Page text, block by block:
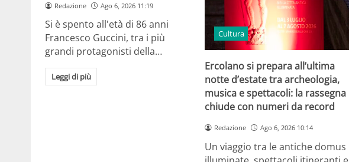
Redazione Ago 6, 2026 11:19
Si è spento all'età di 86 anni
Francesco Guccini, tra i più
grandi protagonisti della…
Leggi di più
Cultura
Ercolano si prepara all’ultima
notte d’estate tra archeologia,
musica e spettacoli: la rassegna
chiude con numeri da record
Redazione Ago 6, 2026 10:14
Un viaggio tra le antiche domus